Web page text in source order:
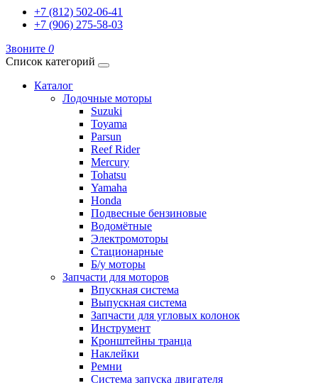
+7 (812) 502-06-41
+7 (906) 275-58-03
Звоните 0
Список категорий
Каталог
Лодочные моторы
Suzuki
Toyama
Parsun
Reef Rider
Mercury
Tohatsu
Yamaha
Honda
Подвесные бензиновые
Водомётные
Электромоторы
Стационарные
Б/у моторы
Запчасти для моторов
Впускная система
Выпускная система
Запчасти для угловых колонок
Инструмент
Кронштейны транца
Наклейки
Ремни
Система запуска двигателя